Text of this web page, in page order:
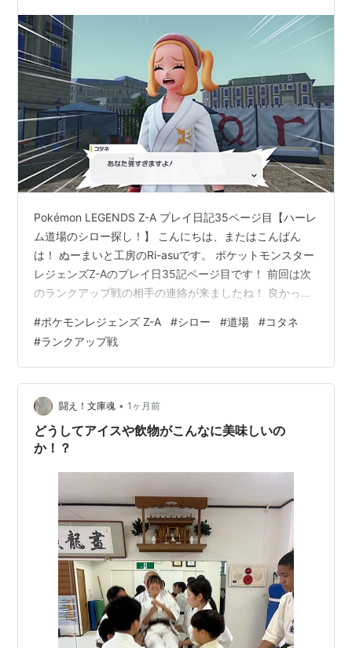
Pokémon LEGENDS Z-A プレイ日記35ページ目【ハーレ
ム道場のシロー探し！】 こんにちは、またはこんばん
は！ ぬーまいと工房のRi-asuです。 ポケットモンスター
レジェンズZ-Aのプレイ日35記ページ目です！ 前回は次
のランクアップ戦の相手の連絡が来ましたね！ 良かった
さてさて今回はどんな素敵な事が起こるのでしょうか？
それでは見ていきましょう('ω')ノ 目次 Pokémon
LEGENDS Z-A プレイ日記35ページ目【ハーレム道場の
シロー探し！】 プレイ日記35ページ目【ハーレム道場
の…
#ポケモンレジェンズ Z-A #シロー #道場 #コタネ
#ランクアップ戦
闘え！文庫魂 • 1ヶ月前
どうしてアイスや飲物がこんなに美味しいの
か！？